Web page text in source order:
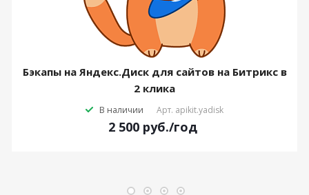
Бэкапы на Яндекс.Диск для сайтов на Битрикс в
2 клика
В наличии Арт. apikit.yadisk
2 500 руб./год